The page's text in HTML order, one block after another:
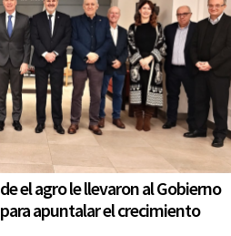
el agro le llevaron al Gobierno
apuntalar el crecimiento